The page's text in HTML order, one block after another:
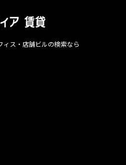
ィス・店舗ビルの検索なら